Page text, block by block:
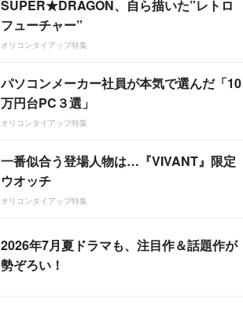
SUPER★DRAGON、自ら描いた”レトロ
フューチャー”
オリコンタイアップ特集
パソコンメーカー社員が本気で選んだ「10
万円台PC３選」
オリコンタイアップ特集
一番似合う登場人物は…『VIVANT』限定
ウオッチ
オリコンタイアップ特集
2026年7月夏ドラマも、注目作＆話題作が
勢ぞろい！